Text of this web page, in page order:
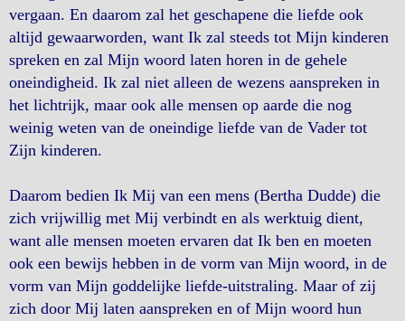
vergaan. En daarom zal het geschapene die liefde ook
altijd gewaarworden, want Ik zal steeds tot Mijn kinderen
spreken en zal Mijn woord laten horen in de gehele
oneindigheid. Ik zal niet alleen de wezens aanspreken in
het lichtrijk, maar ook alle mensen op aarde die nog
weinig weten van de oneindige liefde van de Vader tot
Zijn kinderen.
Daarom bedien Ik Mij van een mens (Bertha Dudde) die
zich vrijwillig met Mij verbindt en als werktuig dient,
want alle mensen moeten ervaren dat Ik ben en moeten
ook een bewijs hebben in de vorm van Mijn woord, in de
vorm van Mijn goddelijke liefde-uitstraling. Maar of zij
zich door Mij laten aanspreken en of Mijn woord hun